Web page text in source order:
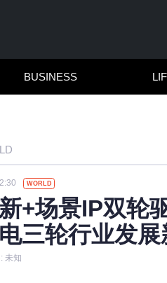
BUSINESS
WORLD
+场景IP双轮
三轮行业发展
未知